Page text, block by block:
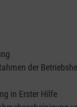
der
in Erster Hilfe